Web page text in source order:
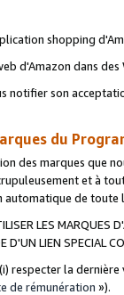
shopping
d'Amazon dans
notifier son
du
des marques que
et à
de
LES MARQUES
D'UN LIEN SPECIAL
respecter la
de rémunération »).